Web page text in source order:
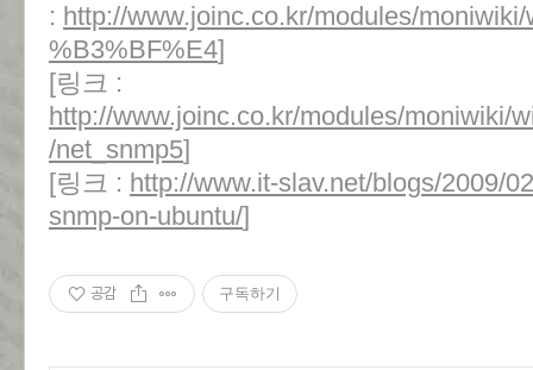
: http://www.joinc.co.kr/modules/
%B3%BF%E4]
[링크 :
http://www.joinc.co.kr/modules/moniwiki/
/net_snmp5]
[링크 : http://www.it-slav.net/blogs/2009/
snmp-on-ubuntu/]
공감 구독하기